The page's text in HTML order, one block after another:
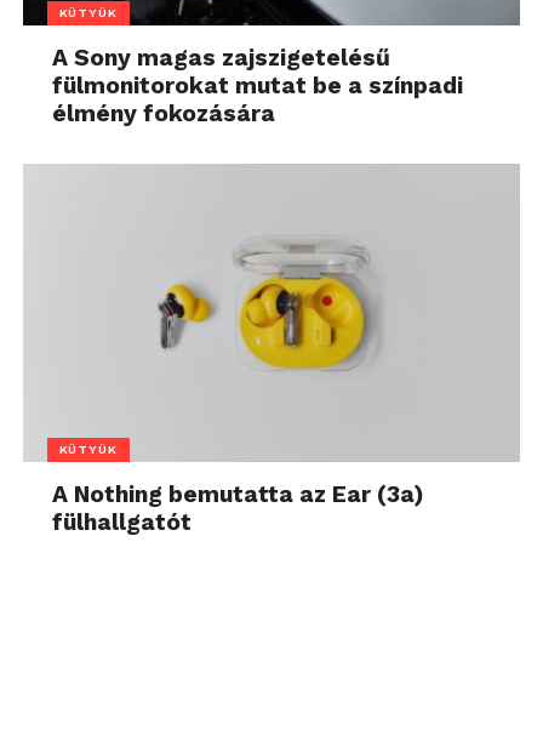
KÜTYÜK
A Sony magas zajszigetelésű
fülmonitorokat mutat be a színpadi
élmény fokozására
KÜTYÜK
A Nothing bemutatta az Ear (3a)
fülhallgatót